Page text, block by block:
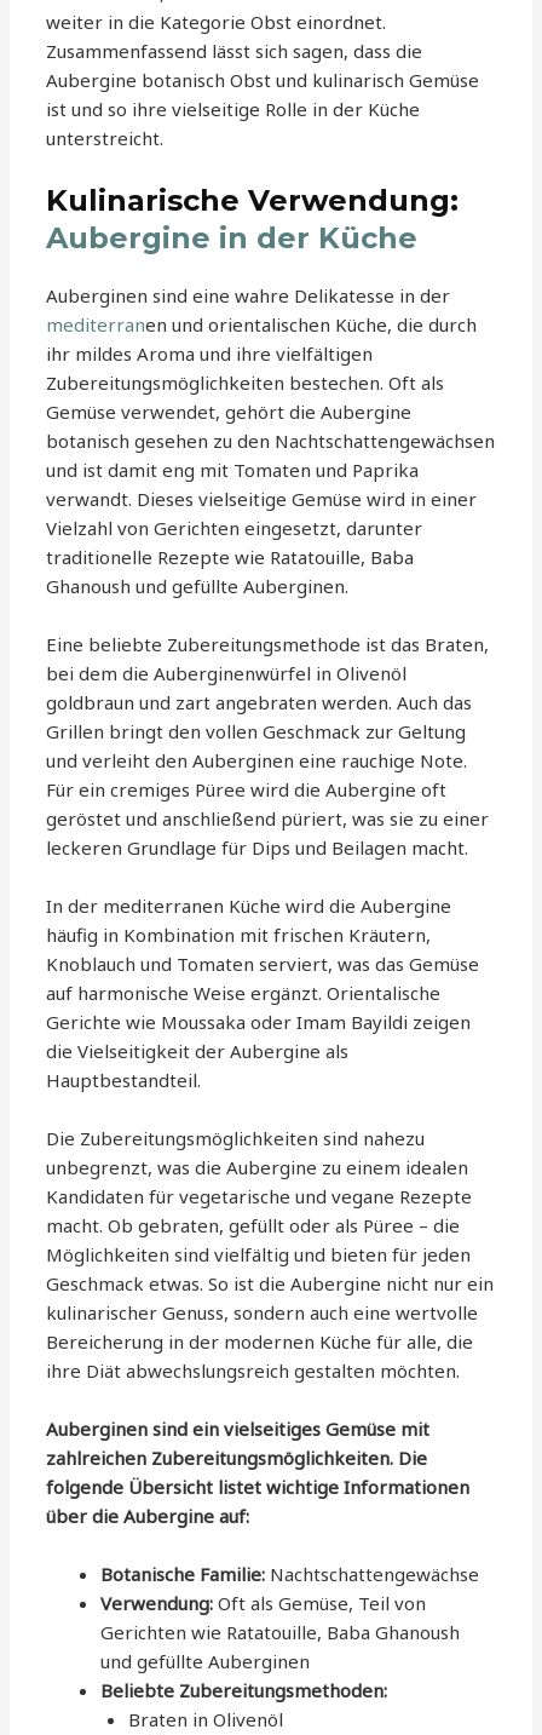
weiter in die Kategorie Obst einordnet.
Zusammenfassend lässt sich sagen, dass die
Aubergine botanisch Obst und kulinarisch Gemüse
ist und so ihre vielseitige Rolle in der Küche
unterstreicht.
Kulinarische Verwendung:
Aubergine in der Küche
Auberginen sind eine wahre Delikatesse in der
mediterranen und orientalischen Küche, die durch
ihr mildes Aroma und ihre vielfältigen
Zubereitungsmöglichkeiten bestechen. Oft als
Gemüse verwendet, gehört die Aubergine
botanisch gesehen zu den Nachtschattengewächsen
und ist damit eng mit Tomaten und Paprika
verwandt. Dieses vielseitige Gemüse wird in einer
Vielzahl von Gerichten eingesetzt, darunter
traditionelle Rezepte wie Ratatouille, Baba
Ghanoush und gefüllte Auberginen.
Eine beliebte Zubereitungsmethode ist das Braten,
bei dem die Auberginenwürfel in Olivenöl
goldbraun und zart angebraten werden. Auch das
Grillen bringt den vollen Geschmack zur Geltung
und verleiht den Auberginen eine rauchige Note.
Für ein cremiges Püree wird die Aubergine oft
geröstet und anschließend püriert, was sie zu einer
leckeren Grundlage für Dips und Beilagen macht.
In der mediterranen Küche wird die Aubergine
häufig in Kombination mit frischen Kräutern,
Knoblauch und Tomaten serviert, was das Gemüse
auf harmonische Weise ergänzt. Orientalische
Gerichte wie Moussaka oder Imam Bayildi zeigen
die Vielseitigkeit der Aubergine als
Hauptbestandteil.
Die Zubereitungsmöglichkeiten sind nahezu
unbegrenzt, was die Aubergine zu einem idealen
Kandidaten für vegetarische und vegane Rezepte
macht. Ob gebraten, gefüllt oder als Püree – die
Möglichkeiten sind vielfältig und bieten für jeden
Geschmack etwas. So ist die Aubergine nicht nur ein
kulinarischer Genuss, sondern auch eine wertvolle
Bereicherung in der modernen Küche für alle, die
ihre Diät abwechslungsreich gestalten möchten.
Auberginen sind ein vielseitiges Gemüse mit
zahlreichen Zubereitungsmöglichkeiten. Die
folgende Übersicht listet wichtige Informationen
über die Aubergine auf:
Botanische Familie: Nachtschattengewächse
Verwendung: Oft als Gemüse, Teil von
Gerichten wie Ratatouille, Baba Ghanoush
und gefüllte Auberginen
Beliebte Zubereitungsmethoden:
Braten in Olivenöl